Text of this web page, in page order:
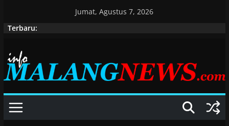
Jumat, Agustus 7, 2026
Terbaru: